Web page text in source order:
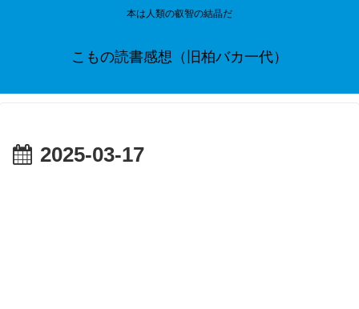
本は人類の叡智の結晶だ
こもの読書感想（旧柏バカ一代）
2025-03-17